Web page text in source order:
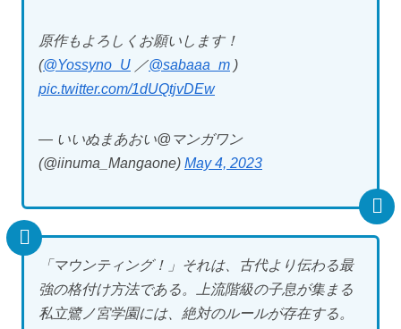
原作もよろしくお願いします！
(@Yossyno_U ／@sabaaa_m )
pic.twitter.com/1dUQtjvDEw
— いいぬまあおい@マンガワン
(@iinuma_Mangaone) May 4, 2023
「マウンティング！」それは、古代より伝わる最
強の格付け方法である。上流階級の子息が集まる
私立鷺ノ宮学園には、絶対のルールが存在する。